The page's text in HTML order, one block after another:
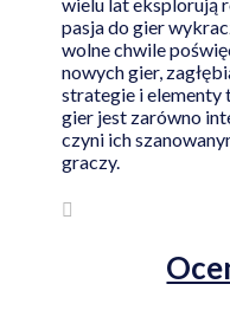
pasja do gier
wolne chwile
nowych gier,
strategie i elementy
gier jest zarówno
czyni ich
graczy.